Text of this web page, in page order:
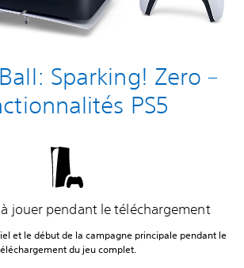
Sparking! Zero –
PS5
jouer pendant le téléchargement
et le début de la campagne principale pendant le
du jeu complet.